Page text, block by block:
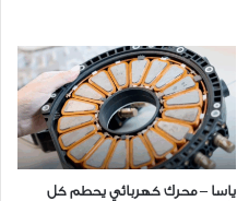
ياسا – محرك كهربائي يحطم كل